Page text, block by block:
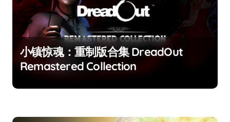
小镇惊魂：重制版合集 DreadOut
Remastered Collection